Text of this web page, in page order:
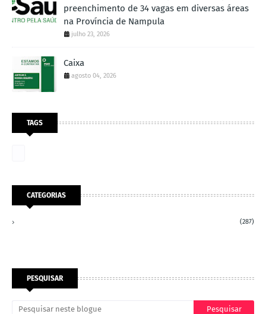
preenchimento de 34 vagas em diversas áreas
na Província de Nampula
julho 23, 2026
Caixa
agosto 04, 2026
TAGS
CATEGORIAS
(287)
PESQUISAR